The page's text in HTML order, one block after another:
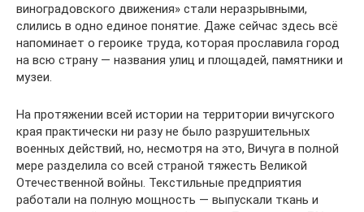
виноградовского движения» стали неразрывными,
слились в одно единое понятие. Даже сейчас здесь всё
напоминает о героике труда, которая прославила город
на всю страну — названия улиц и площадей, памятники и
музеи.
На протяжении всей истории на территории вичугского
края практически ни разу не было разрушительных
военных действий, но, несмотря на это, Вичуга в полной
мере разделила со всей страной тяжесть Великой
Отечественной войны. Текстильные предприятия
работали на полную мощность — выпускали ткань и